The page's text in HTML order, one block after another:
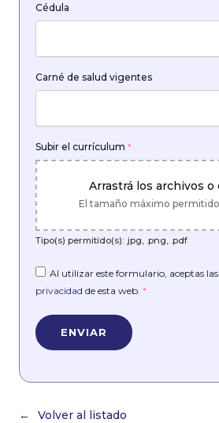
Cédula
Carné de salud vigentes
Subir el currículum *
Arrastrá los archivos o
El tamaño máximo permitido
Tipo(s) permitido(s): .jpg, .png, .pdf
Al utilizar este formulario, aceptas las
privacidad de esta web. *
Volver al listado